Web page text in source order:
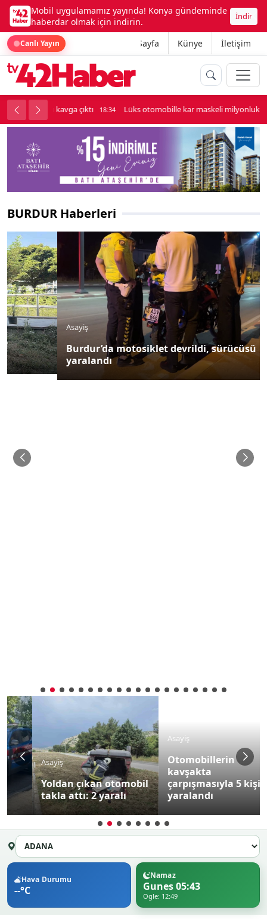
Mobil uygulamamız yayında! Konya gündeminde
haberdar olmak için indirin.
İndir
Canlı Yayın Ana Sayfa Künye İletişim
kavga çıktı 18:34 Lüks otomobille kar maskeli milyonluk soygun
BURDUR Haberleri
Asayiş
Burdur’da motosiklet devrildi, sürücüsü
yaralandı
Asayiş
Yoldan çıkan otomobil
takla attı: 2 yaralı
Asayiş
Otomobillerin
kavşakta
çarpışmasıyla 5 kişi
yaralandı
Hava Durumu
--°C
Namaz
Gunes 05:43
Ogle: 12:49